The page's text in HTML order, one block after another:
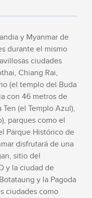
y Myanmar de
durante el mismo
ciudades
Chiang Rai,
(el templo del Buda
con 46 metros de
Ten (el Templo Azul),
parques como el
Parque Histórico de
disfrutará de una
sitio del
y la ciudad de
y la Pagoda
ciudades como